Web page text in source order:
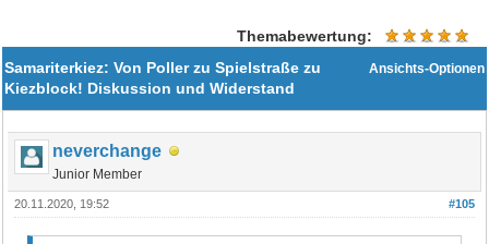
Themabewertung:
Ansichts-Optionen
Samariterkiez: Von Poller zu Spielstraße zu
Kiezblock! Diskussion und Widerstand
neverchange
Junior Member
#105
20.11.2020, 19:52